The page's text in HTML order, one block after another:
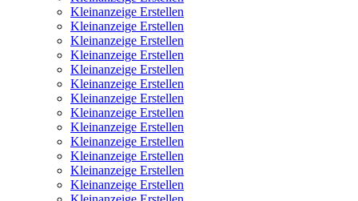
Kleinanzeige Erstellen
Kleinanzeige Erstellen
Kleinanzeige Erstellen
Kleinanzeige Erstellen
Kleinanzeige Erstellen
Kleinanzeige Erstellen
Kleinanzeige Erstellen
Kleinanzeige Erstellen
Kleinanzeige Erstellen
Kleinanzeige Erstellen
Kleinanzeige Erstellen
Kleinanzeige Erstellen
Kleinanzeige Erstellen